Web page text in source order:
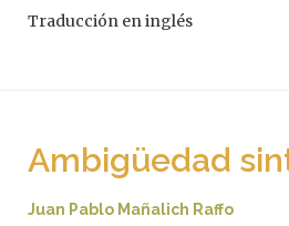
Traducción en inglés
Ambigüedad
Juan Pablo Mañalich Raffo